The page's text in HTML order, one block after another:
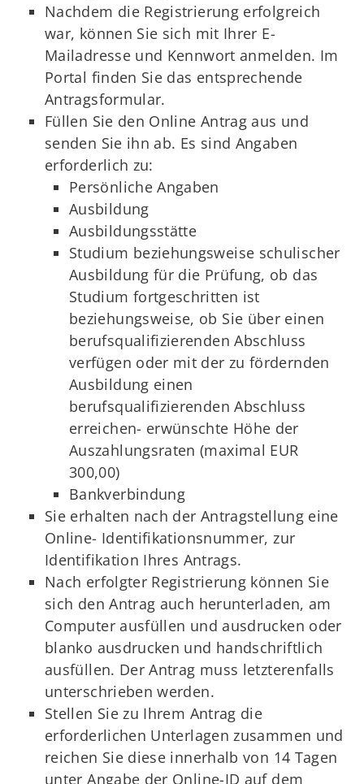
Nachdem die Registrierung erfolgreich
war, können Sie sich mit Ihrer E-
Mailadresse und Kennwort anmelden. Im
Portal finden Sie das entsprechende
Antragsformular.
Füllen Sie den Online Antrag aus und
senden Sie ihn ab. Es sind Angaben
erforderlich zu:
Persönliche Angaben
Ausbildung
Ausbildungsstätte
Studium beziehungsweise schulischer
Ausbildung für die Prüfung, ob das
Studium fortgeschritten ist
beziehungsweise, ob Sie über einen
berufsqualifizierenden Abschluss
verfügen oder mit der zu fördernden
Ausbildung einen
berufsqualifizierenden Abschluss
erreichen- erwünschte Höhe der
Auszahlungsraten (maximal EUR
300,00)
Bankverbindung
Sie erhalten nach der Antragstellung eine
Online- Identifikationsnummer, zur
Identifikation Ihres Antrags.
Nach erfolgter Registrierung können Sie
sich den Antrag auch herunterladen, am
Computer ausfüllen und ausdrucken oder
blanko ausdrucken und handschriftlich
ausfüllen. Der Antrag muss letzterenfalls
unterschrieben werden.
Stellen Sie zu Ihrem Antrag die
erforderlichen Unterlagen zusammen und
reichen Sie diese innerhalb von 14 Tagen
unter Angabe der Online-ID auf dem